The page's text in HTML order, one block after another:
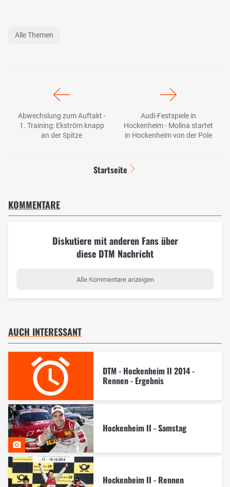
Alle Themen
Abwechslung zum Auftakt -
1. Training: Ekström knapp
an der Spitze
Audi-Festspiele in
Hockenheim - Molina startet
in Hockenheim von der Pole
Startseite
KOMMENTARE
Diskutiere mit anderen Fans über
diese DTM Nachricht
Alle Kommentare anzeigen
AUCH INTERESSANT
DTM - Hockenheim II 2014 -
Rennen - Ergebnis
Hockenheim II - Samstag
Hockenheim II - Rennen